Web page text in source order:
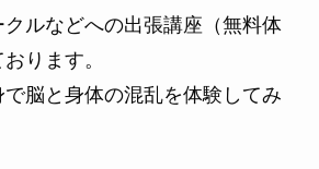
クルなどへの出張講座（無料体
ります。
で脳と身体の混乱を体験してみ